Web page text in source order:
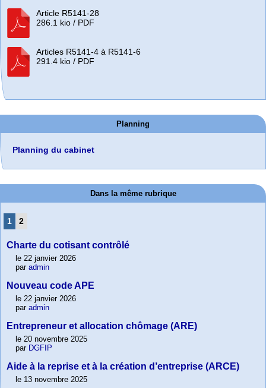
Article R5141-28
286.1 kio / PDF
Articles R5141-4 à R5141-6
291.4 kio / PDF
Planning
Planning du cabinet
Dans la même rubrique
1 2
Charte du cotisant contrôlé
le 22 janvier 2026
par admin
Nouveau code APE
le 22 janvier 2026
par admin
Entrepreneur et allocation chômage (ARE)
le 20 novembre 2025
par DGFIP
Aide à la reprise et à la création d’entreprise (ARCE)
le 13 novembre 2025